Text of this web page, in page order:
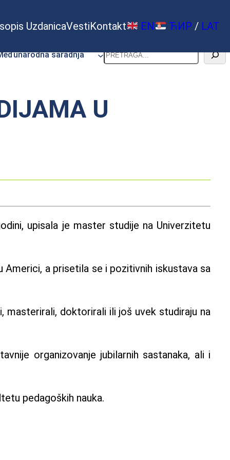
UzdanicaVestiKontakt EN ЋИР / LAT
saradnja Pretraga
U
upisala je master studije na Univerzitetu
a prisetila se i pozitivnih iskustava sa
masterirali, doktorirali ili još uvek studiraju na
organizovanje jubilarnih sastanaka, ali i
pedagoških nauka.